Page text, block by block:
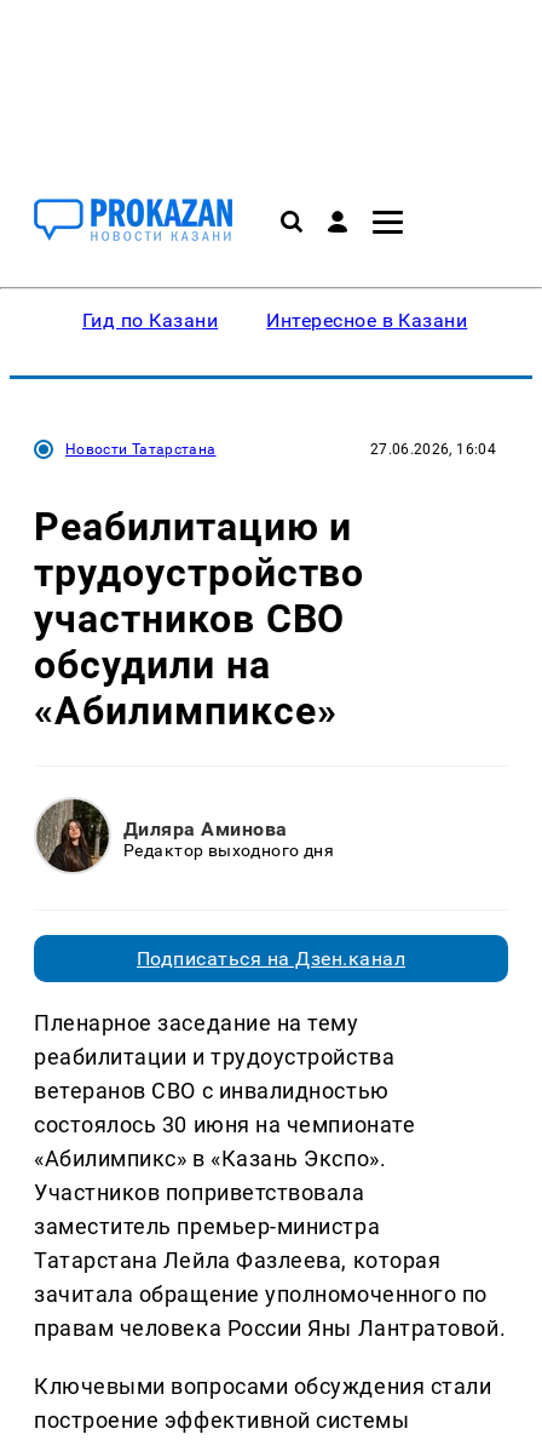
Гид по Казани Интересное в Казани
Новости Татарстана 27.06.2026, 16:04
Реабилитацию и
трудоустройство
участников СВО
обсудили на
«Абилимпиксе»
Диляра Аминова
Редактор выходного дня
Подписаться на Дзен.канал
Пленарное заседание на тему
реабилитации и трудоустройства
ветеранов СВО с инвалидностью
состоялось 30 июня на чемпионате
«Абилимпикс» в «Казань Экспо».
Участников поприветствовала
заместитель премьер-министра
Татарстана Лейла Фазлеева, которая
зачитала обращение уполномоченного по
правам человека России Яны Лантратовой.
Ключевыми вопросами обсуждения стали
построение эффективной системы